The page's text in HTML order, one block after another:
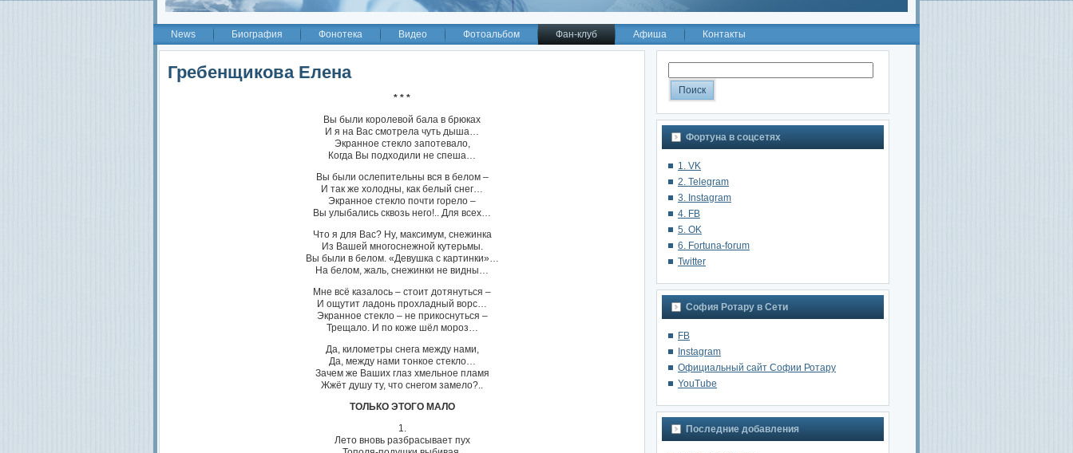
News Биография Фонотека Видео Фотоальбом Фан-клуб Афиша Контакты
Гребенщикова Елена
* * *
Вы были королевой бала в брюках
И я на Вас смотрела чуть дыша…
Экранное стекло запотевало,
Когда Вы подходили не спеша…
Вы были ослепительны вся в белом –
И так же холодны, как белый снег…
Экранное стекло почти горело –
Вы улыбались сквозь него!.. Для всех…
Что я для Вас? Ну, максимум, снежинка
Из Вашей многоснежной кутерьмы.
Вы были в белом. «Девушка с картинки»…
На белом, жаль, снежинки не видны…
Мне всё казалось – стоит дотянуться –
И ощутит ладонь прохладный ворс…
Экранное стекло – не прикоснуться –
Трещало. И по коже шёл мороз…
Да, километры снега между нами,
Да, между нами тонкое стекло…
Зачем же Ваших глаз хмельное пламя
Жжёт душу ту, что снегом замело?..
ТОЛЬКО ЭТОГО МАЛО
1.
Лето вновь разбрасывает пух
Фортуна в соцсетях
1. VK
2. Telegram
3. Instagram
4. FB
5. OK
6. Fortuna-forum
Twitter
София Ротару в Сети
FB
Instagram
Oфициальный сайт Софии Ротару
YouTube
Последние добавления